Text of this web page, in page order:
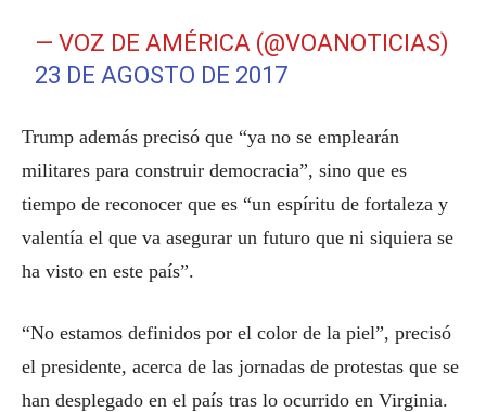
— VOZ DE AMÉRICA (@VOANOTICIAS)
23 DE AGOSTO DE 2017
Trump además precisó que “ya no se emplearán
militares para construir democracia”, sino que es
tiempo de reconocer que es “un espíritu de fortaleza y
valentía el que va asegurar un futuro que ni siquiera se
ha visto en este país”.
“No estamos definidos por el color de la piel”, precisó
el presidente, acerca de las jornadas de protestas que se
han desplegado en el país tras lo ocurrido en Virginia.